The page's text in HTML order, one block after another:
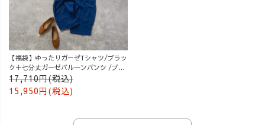
【福袋】ゆったりガーゼTシャツ/ブラッ
ク＋七分丈ガーゼバルーンパンツ /ブル
ー
17,710円(税込)
15,950円(税込)